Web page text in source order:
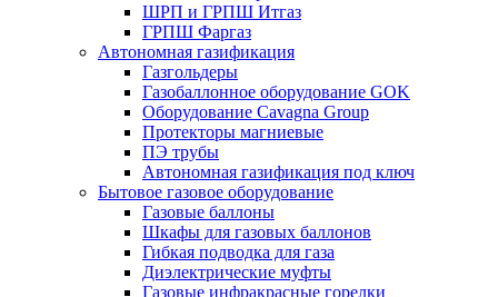
ШРП и ГРПШ Итгаз
ГРПШ Фаргаз
Автономная газификация
Газгольдеры
Газобаллонное оборудование GOK
Оборудование Cavagna Group
Протекторы магниевые
ПЭ трубы
Автономная газификация под ключ
Бытовое газовое оборудование
Газовые баллоны
Шкафы для газовых баллонов
Гибкая подводка для газа
Диэлектрические муфты
Газовые инфракрасные горелки